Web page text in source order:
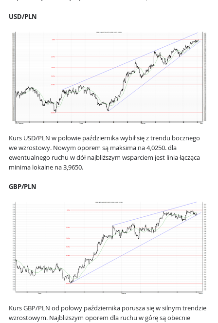
USD/PLN
Kurs USD/PLN w połowie października wybił się z trendu bocznego
we wzrostowy. Nowym oporem są maksima na 4,0250. dla
ewentualnego ruchu w dół najbliższym wsparciem jest linia łącząca
minima lokalne na 3,9650.
GBP/PLN
Kurs GBP/PLN od połowy października porusza się w silnym trendzie
wzrostowym. Najbliższym oporem dla ruchu w górę są obecnie